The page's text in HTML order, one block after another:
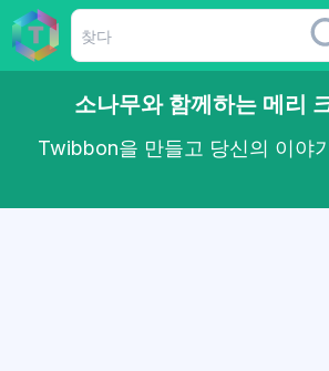
소나무와 함께하는 메리
Twibbon을 만들고 당신의 이야